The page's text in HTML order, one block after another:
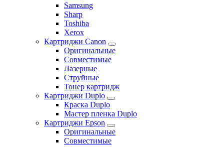
Samsung
Sharp
Toshiba
Xerox
Картриджи Canon
Оригинальные
Совместимые
Лазерные
Струйные
Тонер картридж
Картриджи Duplo
Краска Duplo
Мастер пленка Duplo
Картриджи Epson
Оригинальные
Совместимые